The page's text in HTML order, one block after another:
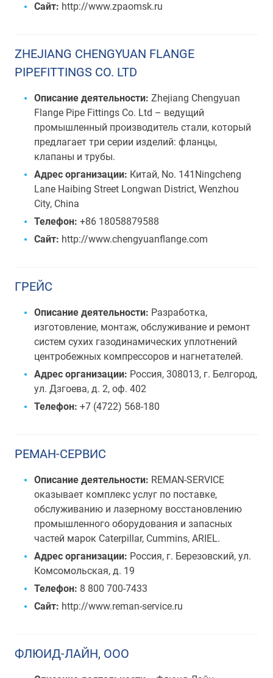
Сайт: http://www.zpaomsk.ru
ZHEJIANG CHENGYUAN FLANGE
PIPEFITTINGS CO. LTD
Описание деятельности: Zhejiang Chengyuan
Flange Pipe Fittings Co. Ltd – ведущий
промышленный производитель стали, который
предлагает три серии изделий: фланцы,
клапаны и трубы.
Адрес организации: Китай, No. 141Ningcheng
Lane Haibing Street Longwan District, Wenzhou
City, China
Телефон: +86 18058879588
Сайт: http://www.chengyuanflange.com
ГРЕЙС
Описание деятельности: Разработка,
изготовление, монтаж, обслуживание и ремонт
систем сухих газодинамических уплотнений
центробежных компрессоров и нагнетателей.
Адрес организации: Россия, 308013, г. Белгород,
ул. Дзгоева, д. 2, оф. 402
Телефон: +7 (4722) 568-180
РЕМАН-СЕРВИС
Описание деятельности: REMAN-SERVICE
оказывает комплекс услуг по поставке,
обслуживанию и лазерному восстановлению
промышленного оборудования и запасных
частей марок Caterpillar, Cummins, ARIEL.
Адрес организации: Россия, г. Березовский, ул.
Комсомольская, д. 19
Телефон: 8 800 700-7433
Сайт: http://www.reman-service.ru
ФЛЮИД-ЛАЙН, ООО